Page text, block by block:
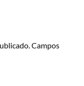
Campos